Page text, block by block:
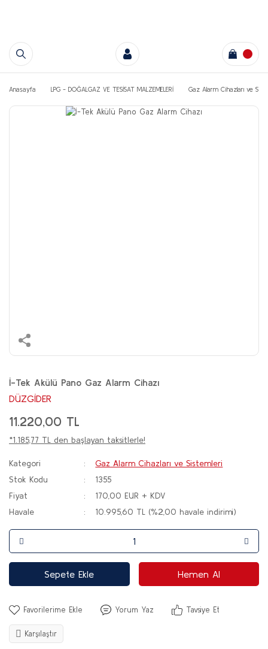
Anasayfa LPG - DOĞALGAZ VE TESİSAT MALZEMELERİ Gaz Alarm Cihazları ve
İ-Tek Akülü Pano Gaz Alarm Cihazı
DÜZGİDER
11.220,00 TL
*1.185,77 TL den başlayan taksitlerle!
Kategori
Gaz Alarm Cihazları ve Sistemleri
Stok Kodu
1355
Fiyat
170,00 EUR + KDV
Havale
10.995,60 TL (%2,00 havale indirimi)
Sepete Ekle Hemen Al
Yorum Yaz Tavsiye Et
Karşılaştır